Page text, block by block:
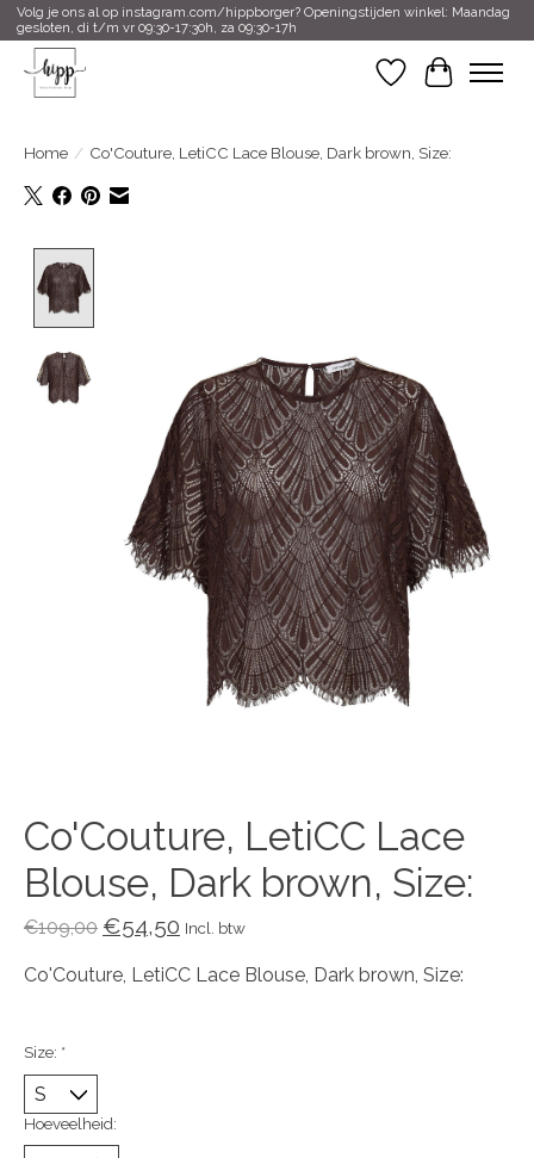
Volg je ons al op instagram.com/hippborger? Openingstijden winkel: Maandag
gesloten, di t/m vr 09:30-17:30h, za 09:30-17h
Verlanglijst
Home / Co'Couture, LetiCC Lace Blouse, Dark brown, Size:
Co'Couture, LetiCC Lace
Blouse, Dark brown, Size:
€109,00 €54,50 Incl. btw
Co'Couture, LetiCC Lace Blouse, Dark brown, Size:
Size: *
Hoeveelheid: